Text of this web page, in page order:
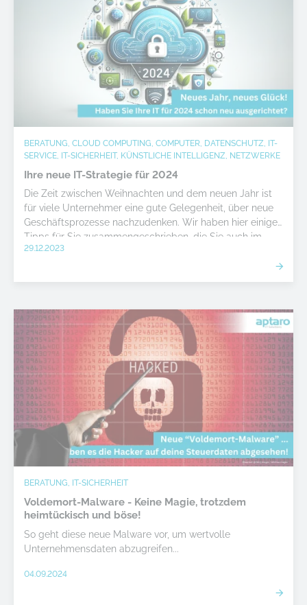
BERATUNG, CLOUD COMPUTING, COMPUTER, DATENSCHUTZ, IT-
SERVICE, IT-SICHERHEIT, KÜNSTLICHE INTELLIGENZ, NETZWERKE
Ihre neue IT-Strategie für 2024
Die Zeit zwischen Weihnachten und dem neuen Jahr ist
für viele Unternehmer eine gute Gelegenheit, über neue
Geschäftsprozesse nachzudenken. Wir haben hier einige
Tipps für Sie zusammengeschrieben, die Sie auch im
neuen Jahr weiter nach vorne bringen können.
29.12.2023
BERATUNG, IT-SICHERHEIT
Voldemort-Malware - Keine Magie, trotzdem
heimtückisch und böse!
So geht diese neue Malware vor, um wertvolle
Unternehmensdaten abzugreifen...
04.09.2024